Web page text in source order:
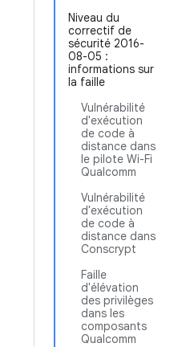
Niveau du
correctif de
sécurité 2016-
08-05 :
informations sur
la faille
Vulnérabilité
d'exécution
de code à
distance dans
le pilote Wi-Fi
Qualcomm
Vulnérabilité
d'exécution
de code à
distance dans
Conscrypt
Faille
d'élévation
des privilèges
dans les
composants
Qualcomm